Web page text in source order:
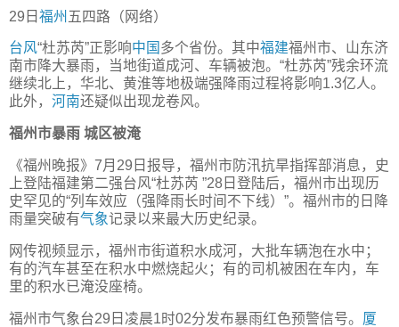
29日 福州 五四路（网络）
台风“杜苏芮”正影响中国 多个省份。其中福建福州市、山东济
南市降大暴雨，当地街道成河、车辆被泡。“杜苏芮”残余环流
继续北上，华北、黄淮等地极端强降雨过程将影响1.3亿人。
此外， 河南还疑似出现龙卷风。
福州市暴雨 城区被淹
《福州晚报》7月29日报导，福州市防汛抗旱指挥部消息，史
上登陆福建第二强台风“杜苏芮 ”28日登陆后，福州市出现历
史罕见的“列车效应（强降雨长时间不下线）”。福州市的日降
雨量突破有气象记录以来最大历史纪录。
网传视频显示，福州市街道积水成河，大批车辆泡在水中；
有的汽车甚至在积水中燃烧起火；有的司机被困在车内，车
里的积水已淹没座椅。
福州市气象台29日凌晨1时02分发布暴雨红色预警信号。 厦